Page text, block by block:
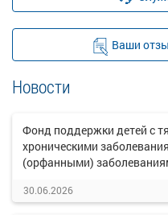
Ваши
Новости
Фонд поддержки детей с
хроническими
(орфанными)
30.06.2026